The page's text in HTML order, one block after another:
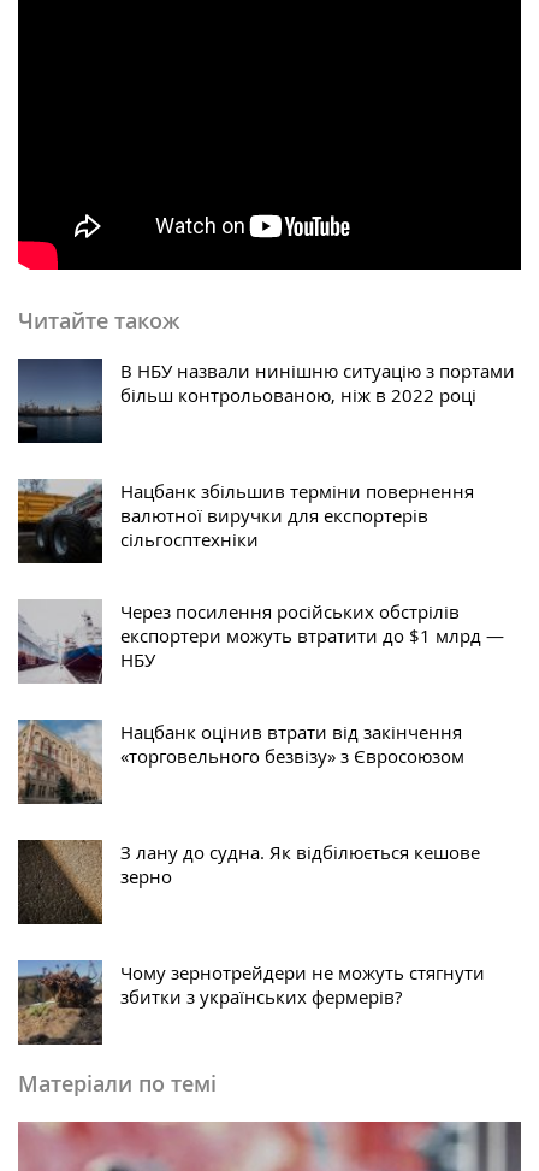
Читайте також
В НБУ назвали нинішню ситуацію з портами
більш контрольованою, ніж в 2022 році
Нацбанк збільшив терміни повернення
валютної виручки для експортерів
сільгосптехніки
Через посилення російських обстрілів
експортери можуть втратити до $1 млрд —
НБУ
Нацбанк оцінив втрати від закінчення
«торговельного безвізу» з Євросоюзом
З лану до судна. Як відбілюється кешове
зерно
Чому зернотрейдери не можуть стягнути
збитки з українських фермерів?
Матеріали по темі